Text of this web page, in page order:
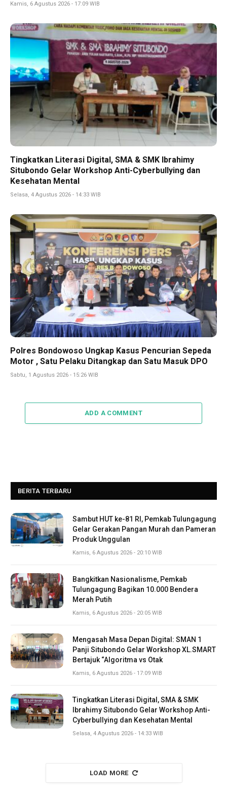
Kamis, 6 Agustus 2026 - 17:09 WIB
Tingkatkan Literasi Digital, SMA & SMK Ibrahimy
Situbondo Gelar Workshop Anti-Cyberbullying dan
Kesehatan Mental
Selasa, 4 Agustus 2026 - 14:33 WIB
Polres Bondowoso Ungkap Kasus Pencurian Sepeda
Motor , Satu Pelaku Ditangkap dan Satu Masuk DPO
Sabtu, 1 Agustus 2026 - 15:26 WIB
ADD A COMMENT
BERITA TERBARU
Sambut HUT ke-81 RI, Pemkab Tulungagung
Gelar Gerakan Pangan Murah dan Pameran
Produk Unggulan
Kamis, 6 Agustus 2026 - 20:10 WIB
Bangkitkan Nasionalisme, Pemkab
Tulungagung Bagikan 10.000 Bendera
Merah Putih
Kamis, 6 Agustus 2026 - 20:05 WIB
Mengasah Masa Depan Digital: SMAN 1
Panji Situbondo Gelar Workshop XL.SMART
Bertajuk “Algoritma vs Otak
Kamis, 6 Agustus 2026 - 17:09 WIB
Tingkatkan Literasi Digital, SMA & SMK
Ibrahimy Situbondo Gelar Workshop Anti-
Cyberbullying dan Kesehatan Mental
Selasa, 4 Agustus 2026 - 14:33 WIB
LOAD MORE